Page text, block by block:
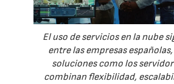
El uso de servicios en la nube
entre las empresas
soluciones como los
combinan flexibilidad,